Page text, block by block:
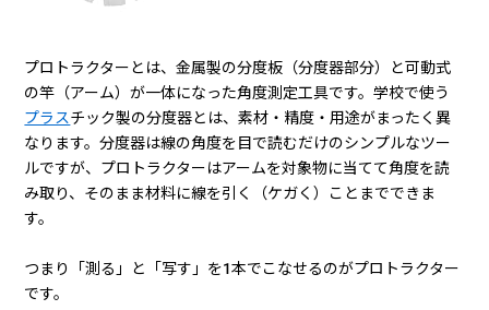
プロトラクターとは、金属製の分度板（分度器部分）と可動式
の竿（アーム）が一体になった角度測定工具です。学校で使う
プラスチック製の分度器とは、素材・精度・用途がまったく異
なります。分度器は線の角度を目で読むだけのシンプルなツー
ルですが、プロトラクターはアームを対象物に当てて角度を読
み取り、そのまま材料に線を引く（ケガく）ことまでできま
す。
つまり「測る」と「写す」を1本でこなせるのがプロトラクター
です。